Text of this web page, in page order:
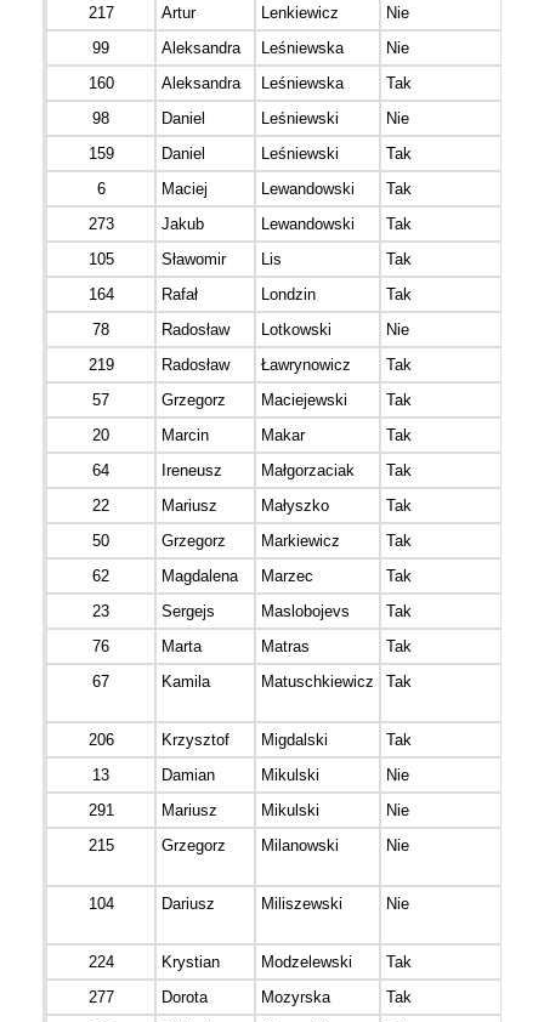
217
Artur Lenkiewicz
Nie
99
Aleksandra Leśniewska
Nie
160
Aleksandra Leśniewska
Tak
98
Daniel Leśniewski
Nie
159
Daniel Leśniewski
Tak
6
Maciej Lewandowski
Tak
273
Jakub Lewandowski
Tak
105
Sławomir Lis
Tak
164
Rafał Londzin
Tak
78
Radosław Lotkowski
Nie
219
Radosław Ławrynowicz
Tak
57
Grzegorz Maciejewski
Tak
20
Marcin Makar
Tak
64
Ireneusz Małgorzaciak
Tak
22
Mariusz Małyszko
Tak
50
Grzegorz Markiewicz
Tak
62
Magdalena Marzec
Tak
23
Sergejs Maslobojevs
Tak
76
Marta Matras
Tak
67
Kamila Matuschkiewicz Tak
206 Krzysztof Migdalski
Tak
13
Damian Mikulski
Nie
291
Mariusz Mikulski
Nie
215
Grzegorz Milanowski Nie
104 Dariusz Miliszewski Nie
224 Krystian Modzelewski
Tak
277
Dorota Mozyrska
Tak